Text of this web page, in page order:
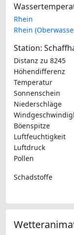
Rhein
Rhein
Station:
Distanz zu 8245
Höhendifferenz
Temperatur
Sonnenschein
Niederschläge
Böenspitze
Luftfeuchtigkeit
Luftdruck
Pollen
Schadstoffe